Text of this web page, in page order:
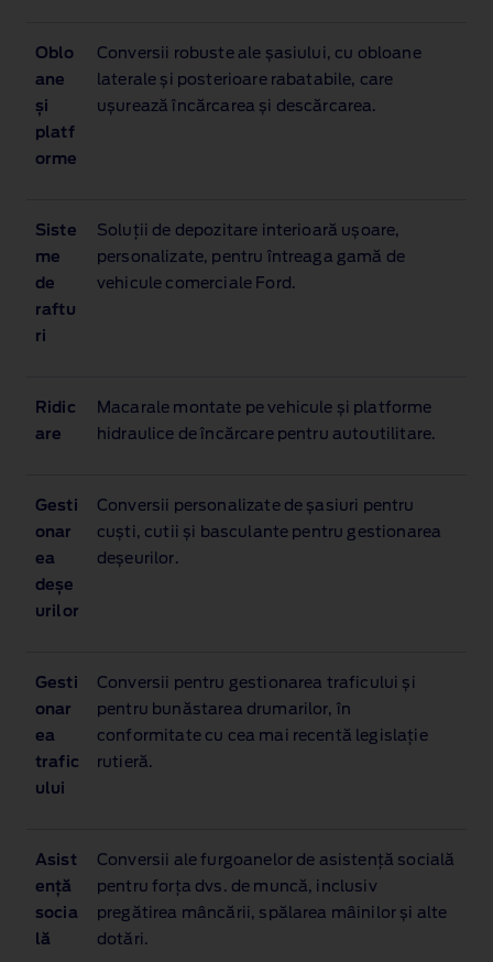
Oblo
ane
și
platf
orme
Conversii robuste ale șasiului, cu obloane
laterale și posterioare rabatabile, care
ușurează încărcarea și descărcarea.
Siste
me
de
raftu
ri
Soluții de depozitare interioară ușoare,
personalizate, pentru întreaga gamă de
vehicule comerciale Ford.
Ridic
are
Macarale montate pe vehicule și platforme
hidraulice de încărcare pentru autoutilitare.
Gesti
onar
ea
deșe
urilor
Conversii personalizate de șasiuri pentru
cuști, cutii și basculante pentru gestionarea
deșeurilor.
Gesti
onar
ea
trafic
ului
Conversii pentru gestionarea traficului și
pentru bunăstarea drumarilor, în
conformitate cu cea mai recentă legislație
rutieră.
Asist
ență
socia
lă
Conversii ale furgoanelor de asistență socială
pentru forța dvs. de muncă, inclusiv
pregătirea mâncării, spălarea mâinilor și alte
dotări.